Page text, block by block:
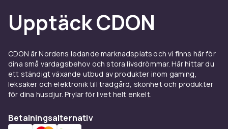
skrivbordet. Vinklade plattor riktar dessutom
monitorn uppåt mot öronhöjd. Enkel
Köptips för Högtalarstativ
Hos CDON hittar du högtalarstativ från
marknadsledande märken som Sony,
Denon, Yamaha och Marshall till
Upptäck CDON
CDON är Nordens ledande marknadsplats och vi finns här för
dina små vardagsbehov och stora livsdrömmar. Här hittar du
ett ständigt växande utbud av produkter inom gaming,
leksaker och elektronik till trädgård, skönhet och produkter
för dina husdjur. Prylar för livet helt enkelt.
Betalningsalternativ